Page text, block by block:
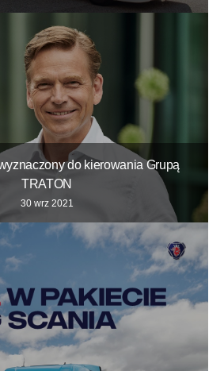
do kierowania Grupą
TRATON
30 wrz 2021